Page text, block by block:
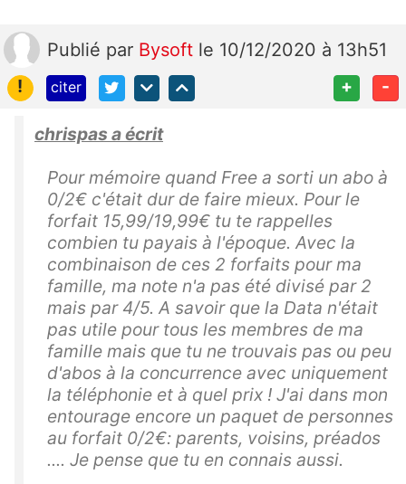
Publié par Bysoft le 10/12/2020 à 13h51
!
citer + -
chrispas a écrit
Pour mémoire quand Free a sorti un abo à
0/2€ c'était dur de faire mieux. Pour le
forfait 15,99/19,99€ tu te rappelles
combien tu payais à l'époque. Avec la
combinaison de ces 2 forfaits pour ma
famille, ma note n'a pas été divisé par 2
mais par 4/5. A savoir que la Data n'était
pas utile pour tous les membres de ma
famille mais que tu ne trouvais pas ou peu
d'abos à la concurrence avec uniquement
la téléphonie et à quel prix ! J'ai dans mon
entourage encore un paquet de personnes
au forfait 0/2€: parents, voisins, préados
.... Je pense que tu en connais aussi.